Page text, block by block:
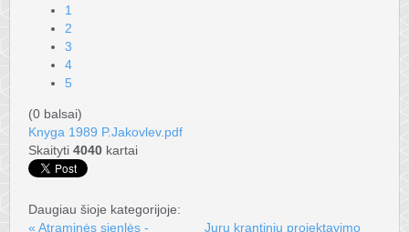
1
2
3
4
5
(0 balsai)
Knyga 1989 P.Jakovlev.pdf
Skaityti 4040 kartai
Daugiau šioje kategorijoje:
« Atraminės sienlės -
Juru krantiniu projektavimo